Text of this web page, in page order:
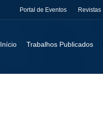
Portal de Eventos Revistas
Início Trabalhos Publicados